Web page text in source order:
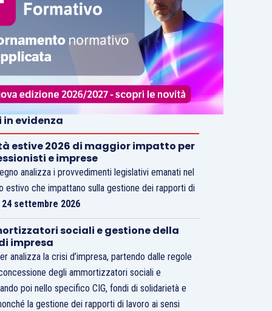
in evidenza
estive 2026 di maggior impatto per
e imprese
analizza i provvedimenti legislativi emanati nel
estivo che impattano sulla gestione dei rapporti di
24 settembre 2026
sociali e gestione della
impresa
analizza la crisi d’impresa, partendo dalle regole
degli ammortizzatori sociali e
poi nello specifico CIG, fondi di solidarietà e
la gestione dei rapporti di lavoro ai sensi